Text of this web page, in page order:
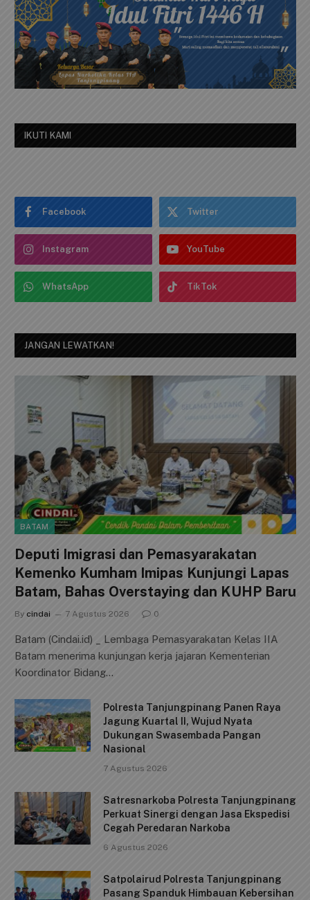
IKUTI KAMI
Facebook Twitter
Instagram YouTube
WhatsApp TikTok
JANGAN LEWATKAN!
BATAM
Deputi Imigrasi dan Pemasyarakatan
Kemenko Kumham Imipas Kunjungi Lapas
Batam, Bahas Overstaying dan KUHP Baru
By cindai 7 Agustus 2026 0
Batam (Cindai.id) _ Lembaga Pemasyarakatan Kelas IIA
Batam menerima kunjungan kerja jajaran Kementerian
Koordinator Bidang…
Polresta Tanjungpinang Panen Raya
Jagung Kuartal II, Wujud Nyata
Dukungan Swasembada Pangan
Nasional
7 Agustus 2026
Satresnarkoba Polresta Tanjungpinang
Perkuat Sinergi dengan Jasa Ekspedisi
Cegah Peredaran Narkoba
6 Agustus 2026
Satpolairud Polresta Tanjungpinang
Pasang Spanduk Himbauan Kebersihan